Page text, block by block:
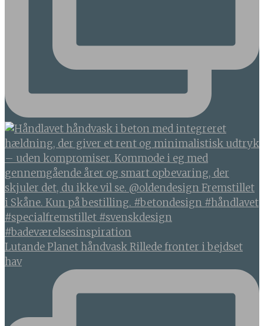
Lutande Planet håndvask Rillede fronter i bejdset
hav